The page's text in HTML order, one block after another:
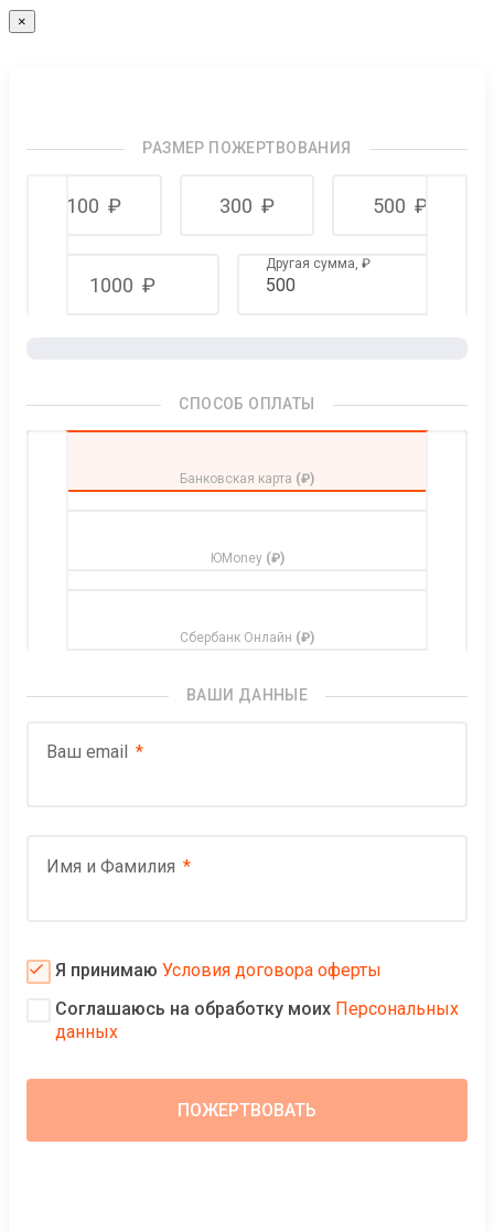
×
РАЗМЕР ПОЖЕРТВОВАНИЯ
100 ₽ 300 ₽ 500 ₽
1000 ₽
Другая сумма, ₽
СПОСОБ ОПЛАТЫ
Банковская карта (₽)
ЮMoney (₽)
Сбербанк Онлайн (₽)
ВАШИ ДАННЫЕ
Ваш email
Имя и Фамилия
Я принимаю Условия договора оферты
Соглашаюсь на обработку моих Персональных
данных